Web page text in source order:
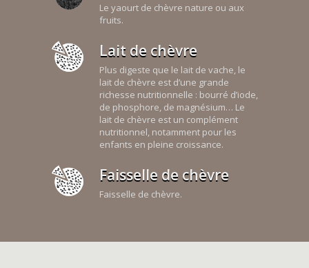
Le yaourt de chèvre nature ou aux
fruits.
Lait de chèvre
Plus digeste que le lait de vache, le
lait de chèvre est d’une grande
richesse nutritionnelle : bourré d’iode,
de phosphore, de magnésium… Le
lait de chèvre est un complément
nutritionnel, notamment pour les
enfants en pleine croissance.
Faisselle de chèvre
Faisselle de chèvre.